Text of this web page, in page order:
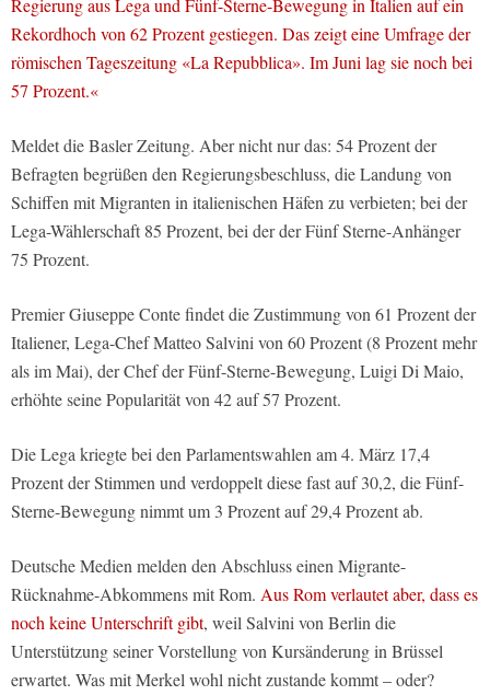
Regierung aus Lega und Fünf-Sterne-Bewegung in Italien auf ein
Rekordhoch von 62 Prozent gestiegen. Das zeigt eine Umfrage der
römischen Tageszeitung «La Repubblica». Im Juni lag sie noch bei
57 Prozent.«
Meldet die Basler Zeitung. Aber nicht nur das: 54 Prozent der
Befragten begrüßen den Regierungsbeschluss, die Landung von
Schiffen mit Migranten in italienischen Häfen zu verbieten; bei der
Lega-Wählerschaft 85 Prozent, bei der der Fünf Sterne-Anhänger
75 Prozent.
Premier Giuseppe Conte findet die Zustimmung von 61 Prozent der
Italiener, Lega-Chef Matteo Salvini von 60 Prozent (8 Prozent mehr
als im Mai), der Chef der Fünf-Sterne-Bewegung, Luigi Di Maio,
erhöhte seine Popularität von 42 auf 57 Prozent.
Die Lega kriegte bei den Parlamentswahlen am 4. März 17,4
Prozent der Stimmen und verdoppelt diese fast auf 30,2, die Fünf-
Sterne-Bewegung nimmt um 3 Prozent auf 29,4 Prozent ab.
Deutsche Medien melden den Abschluss einen Migrante-
Rücknahme-Abkommens mit Rom. Aus Rom verlautet aber, dass es
noch keine Unterschrift gibt, weil Salvini von Berlin die
Unterstützung seiner Vorstellung von Kursänderung in Brüssel
erwartet. Was mit Merkel wohl nicht zustande kommt – oder?